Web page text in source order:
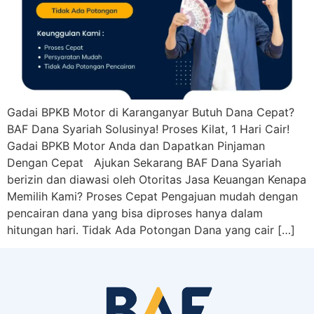
Gadai BPKB Motor di Karanganyar Butuh Dana Cepat?
BAF Dana Syariah Solusinya! Proses Kilat, 1 Hari Cair!
Gadai BPKB Motor Anda dan Dapatkan Pinjaman
Dengan Cepat Ajukan Sekarang BAF Dana Syariah
berizin dan diawasi oleh Otoritas Jasa Keuangan Kenapa
Memilih Kami? Proses Cepat Pengajuan mudah dengan
pencairan dana yang bisa diproses hanya dalam
hitungan hari. Tidak Ada Potongan Dana yang cair […]